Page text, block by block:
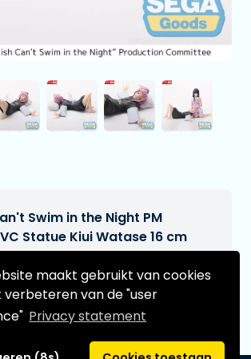
maakt gebruikt van cookies
van de "user
Privacy statement
Swim in the Night PM
Statue Kiui Watase 16 cm
voorbehoud]
leverdatum: